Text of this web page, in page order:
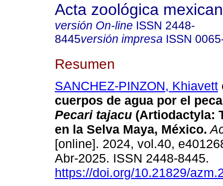
Acta zoológica
versión On-line ISSN 2448-
8445versión impresa ISSN
Resumen
SANCHEZ-PINZON, Khiavett
cuerpos de agua por el
Pecari tajacu (Artiodactyla:
en la Selva Maya, México.
[online]. 2024, vol.40,
Abr-2025. ISSN 2448-8445.
https://doi.org/10.21829/